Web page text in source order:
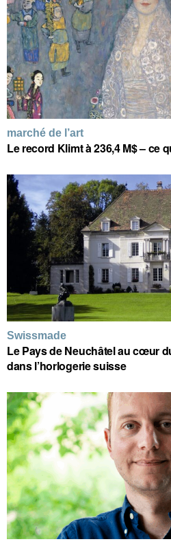
marché de l’art
Le record Klimt à 236,4 M$ – ce
Swissmade
Le Pays de Neuchâtel au cœur
dans l’horlogerie suisse